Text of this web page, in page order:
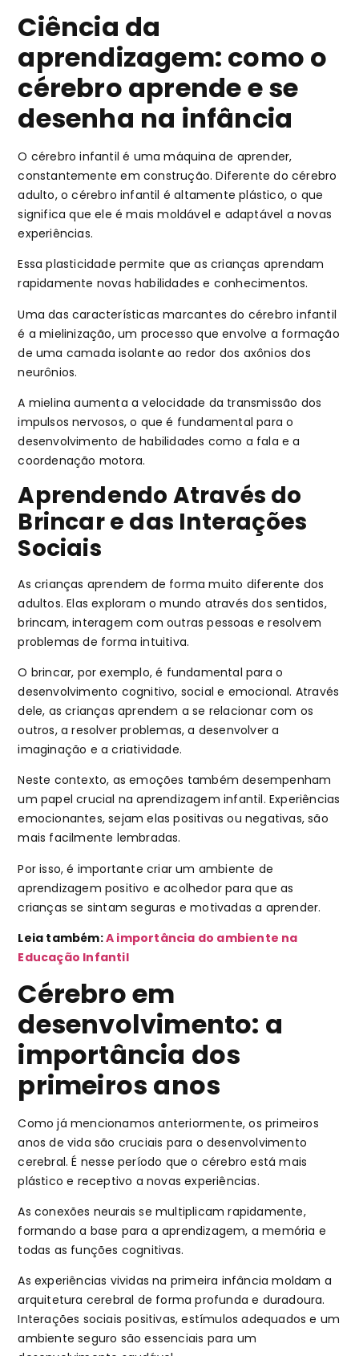
Ciência da
aprendizagem: como o
cérebro aprende e se
desenha na infância
O cérebro infantil é uma máquina de aprender,
constantemente em construção. Diferente do cérebro
adulto, o cérebro infantil é altamente plástico, o que
significa que ele é mais moldável e adaptável a novas
experiências.
Essa plasticidade permite que as crianças aprendam
rapidamente novas habilidades e conhecimentos.
Uma das características marcantes do cérebro infantil
é a mielinização, um processo que envolve a formação
de uma camada isolante ao redor dos axônios dos
neurônios.
A mielina aumenta a velocidade da transmissão dos
impulsos nervosos, o que é fundamental para o
desenvolvimento de habilidades como a fala e a
coordenação motora.
Aprendendo Através do
Brincar e das Interações
Sociais
As crianças aprendem de forma muito diferente dos
adultos. Elas exploram o mundo através dos sentidos,
brincam, interagem com outras pessoas e resolvem
problemas de forma intuitiva.
O brincar, por exemplo, é fundamental para o
desenvolvimento cognitivo, social e emocional. Através
dele, as crianças aprendem a se relacionar com os
outros, a resolver problemas, a desenvolver a
imaginação e a criatividade.
Neste contexto, as emoções também desempenham
um papel crucial na aprendizagem infantil. Experiências
emocionantes, sejam elas positivas ou negativas, são
mais facilmente lembradas.
Por isso, é importante criar um ambiente de
aprendizagem positivo e acolhedor para que as
crianças se sintam seguras e motivadas a aprender.
Leia também:A importância do ambiente na
Educação Infantil
Cérebro em
desenvolvimento: a
importância dos
primeiros anos
Como já mencionamos anteriormente, os primeiros
anos de vida são cruciais para o desenvolvimento
cerebral. É nesse período que o cérebro está mais
plástico e receptivo a novas experiências.
As conexões neurais se multiplicam rapidamente,
formando a base para a aprendizagem, a memória e
todas as funções cognitivas.
As experiências vividas na primeira infância moldam a
arquitetura cerebral de forma profunda e duradoura.
Interações sociais positivas, estímulos adequados e um
ambiente seguro são essenciais para um